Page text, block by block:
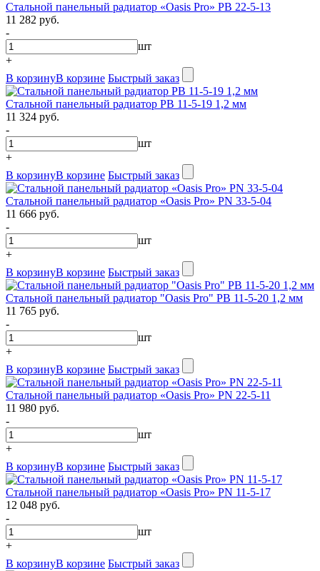
Стальной панельный радиатор «Oasis Pro» PB 22-5-13
11 282 руб.
-
шт
+
В корзинуВ корзине Быстрый заказ
Стальной панельный радиатор PB 11-5-19 1,2 мм
11 324 руб.
-
шт
+
В корзинуВ корзине Быстрый заказ
Стальной панельный радиатор «Oasis Pro» PN 33-5-04
11 666 руб.
-
шт
+
В корзинуВ корзине Быстрый заказ
Стальной панельный радиатор "Oasis Pro" PB 11-5-20 1,2 мм
11 765 руб.
-
шт
+
В корзинуВ корзине Быстрый заказ
Стальной панельный радиатор «Oasis Pro» PN 22-5-11
11 980 руб.
-
шт
+
В корзинуВ корзине Быстрый заказ
Стальной панельный радиатор «Oasis Pro» PN 11-5-17
12 048 руб.
-
шт
+
В корзинуВ корзине Быстрый заказ